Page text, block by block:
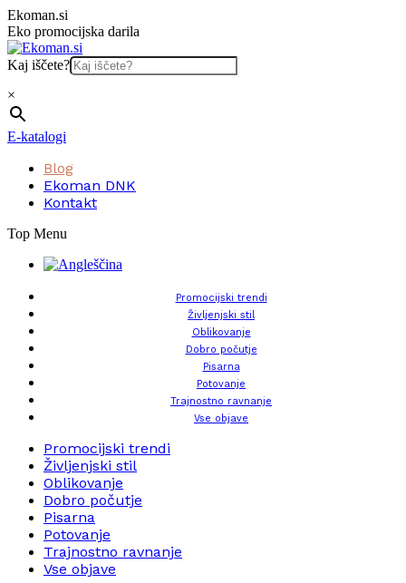
Skip
to
content
Ekoman.si
Eko promocijska darila
Kaj iščete?
×
E-katalogi
Blog
Ekoman DNK
Kontakt
Top Menu
Promocijski trendi
Življenjski stil
Oblikovanje
Dobro počutje
Pisarna
Potovanje
Trajnostno ravnanje
Vse objave
Promocijski trendi
Življenjski stil
Oblikovanje
Dobro počutje
Pisarna
Potovanje
Trajnostno ravnanje
Vse objave